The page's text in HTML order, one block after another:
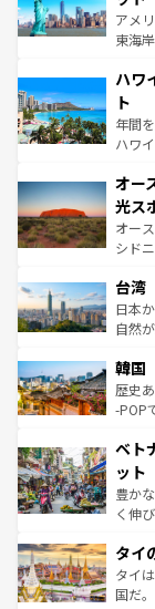
こと
者向
着の
アメ
東海
のよ
ンメ
西部
スト
文化
しみ
るだ
ならでは
情報は
ハワ
ト
年間
ハワ
ワイ
島だ
おす
文化
人々
ク、
って
はコ
オー
光ス
オー
シド
リア
ク）
ど、
いる
ビン
い。
参照
台湾
日本
自然
ン）
と山
驚き
容に
照し
韓国
歴史
-POP
き、
でき
まで
らで
覧 を
ベト
ット
豊か
く伸
急速
ーチ
醸し
タイ
タイ
国だ